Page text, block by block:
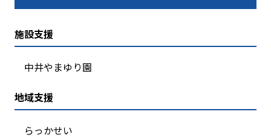
施設支援
中井やまゆり園
地域支援
らっかせい